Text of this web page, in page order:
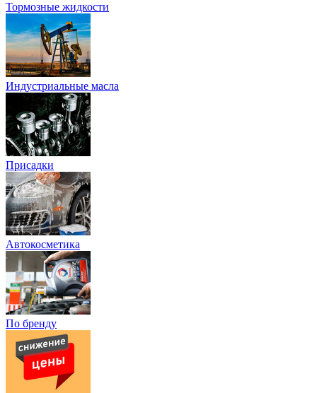
Тормозные жидкости
Индустриальные масла
Присадки
Автокосметика
По бренду